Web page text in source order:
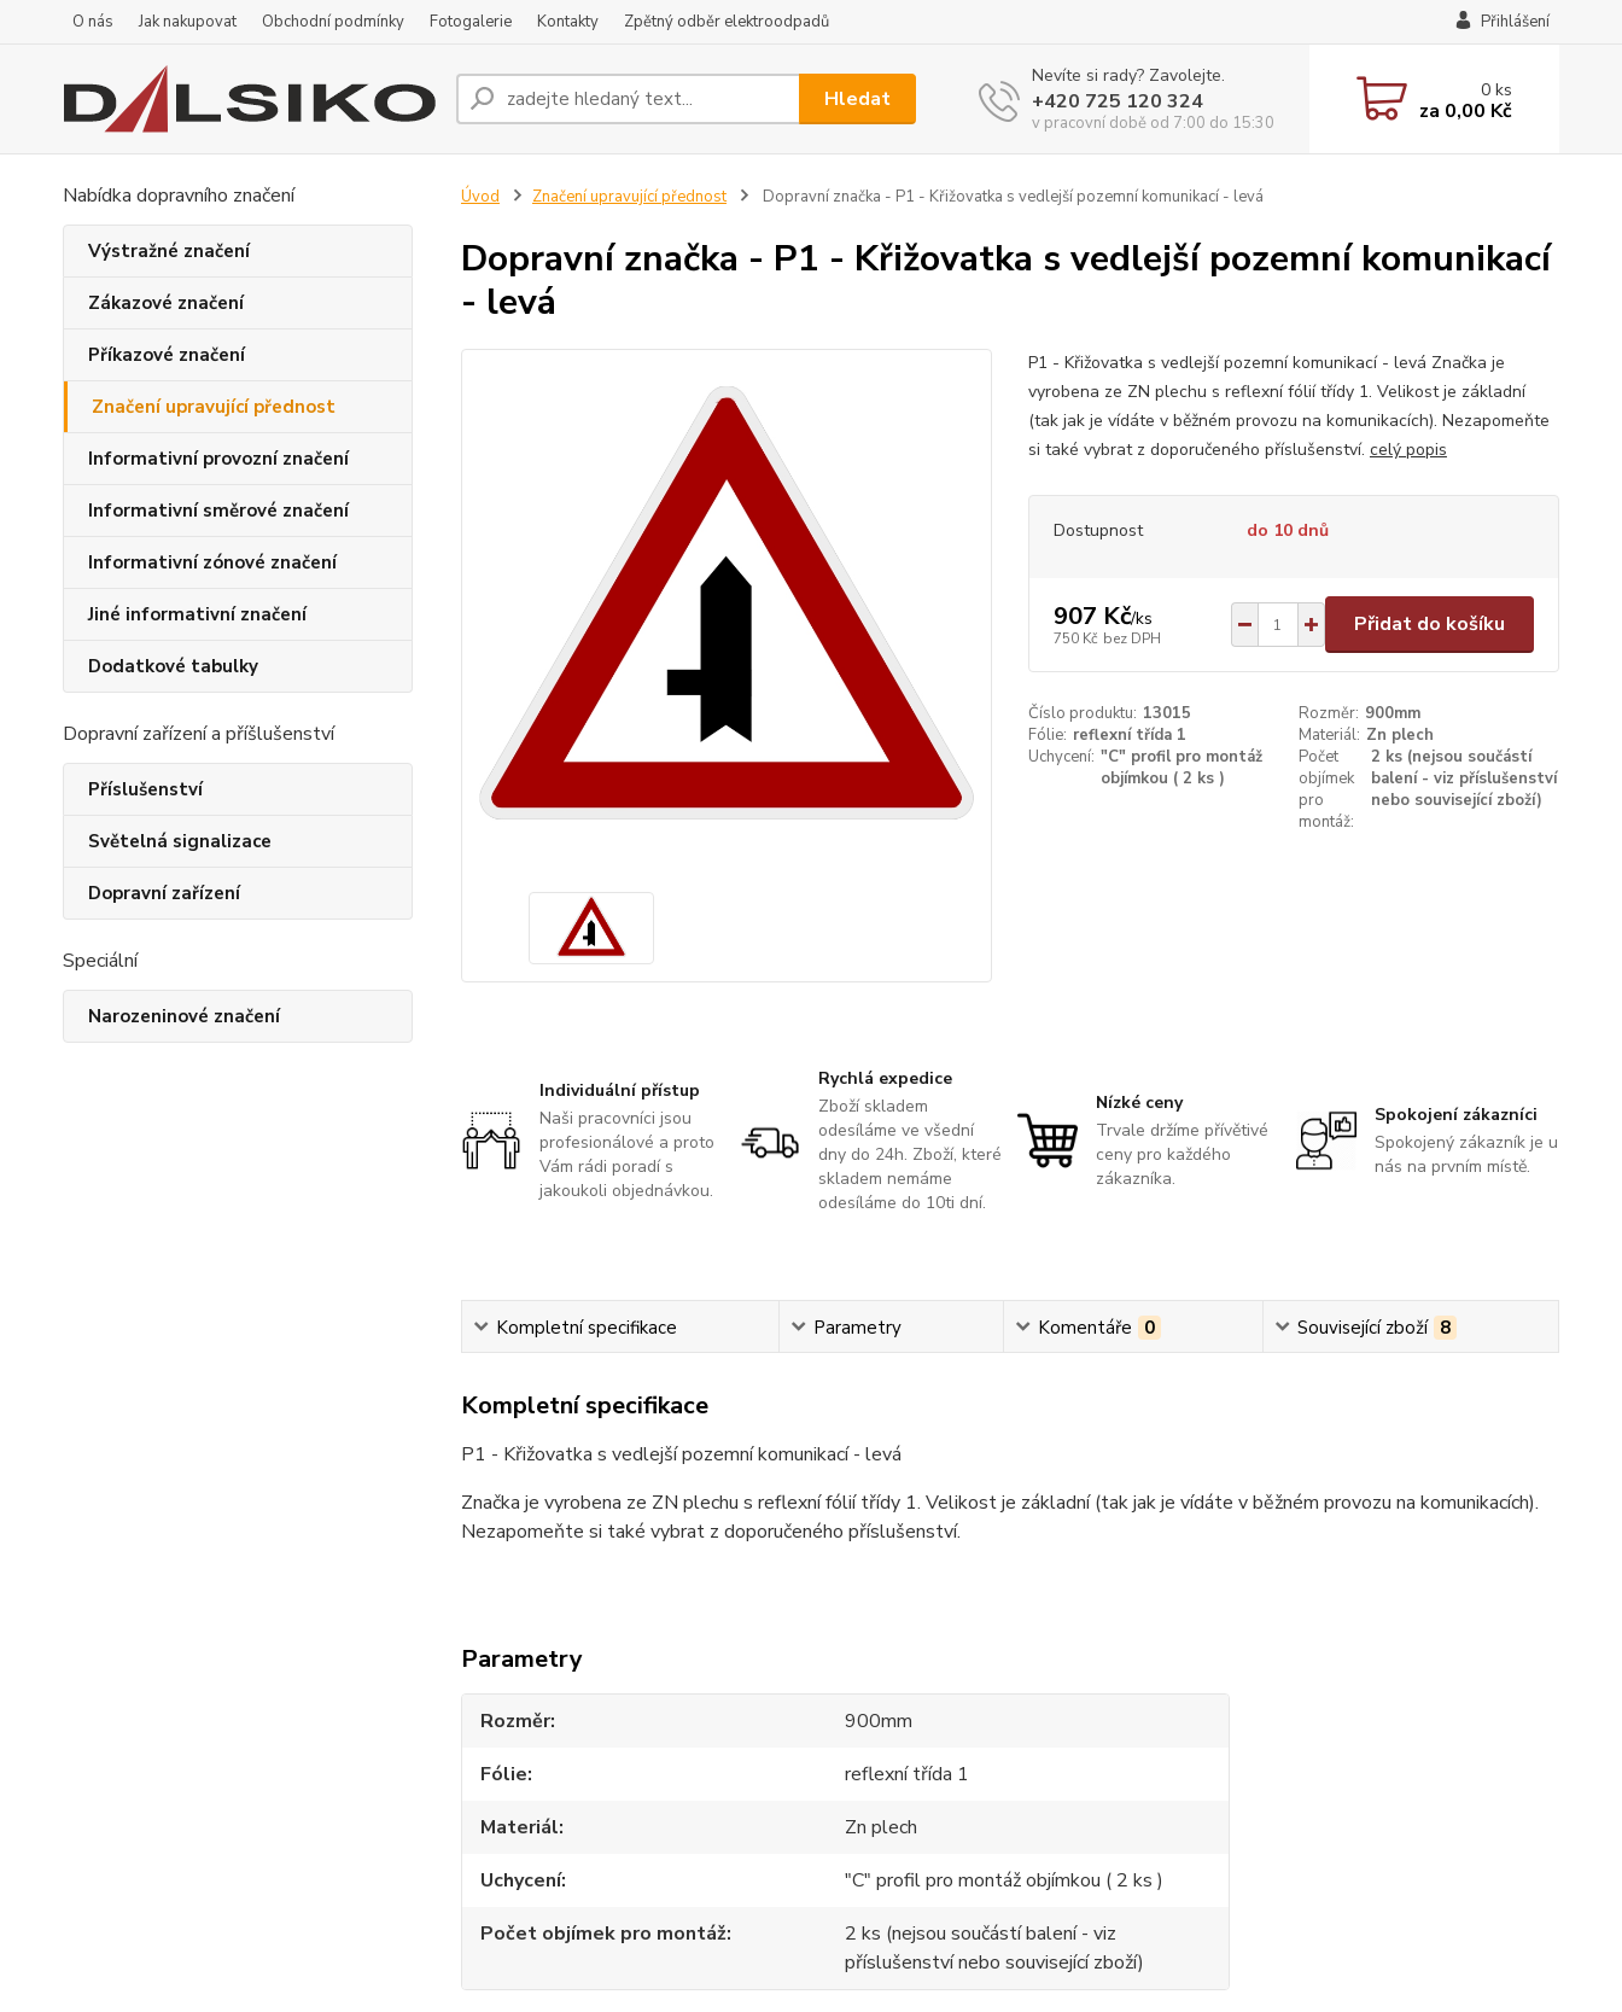
O nás Jak nakupovat Obchodní podmínky Fotogalerie Kontakty Zpětný odběr elektroodpadů Přihlášení
Hledat
Nevíte si rady? Zavolejte.
+420 725 120 324
v pracovní době od 7:00 do 15:30
0ks
za 0,00 Kč
Nabídka dopravního značení
Výstražné značení
Zákazové značení
Příkazové značení
Značení upravující přednost
Informativní provozní značení
Informativní směrové značení
Informativní zónové značení
Jiné informativní značení
Dodatkové tabulky
Dopravní zařízení a příšlušenství
Příslušenství
Světelná signalizace
Dopravní zařízení
Speciální
Narozeninové značení
Úvod Značení upravující přednost Dopravní značka - P1 - Křižovatka s vedlejší pozemní komunikací - levá
Dopravní značka - P1 - Křižovatka s vedlejší pozemní komunikací
- levá
P1 - Křižovatka s vedlejší pozemní komunikací - levá Značka je
vyrobena ze ZN plechu s reflexní fólií třídy 1. Velikost je základní
(tak jak je vídáte v běžném provozu na komunikacích). Nezapomeňte
si také vybrat z doporučeného příslušenství. celý popis
Dostupnost do 10 dnů
907 Kč/ks
750 Kč bez DPH
Přidat do košíku
Číslo produktu: 13015 Rozměr: 900mm
Fólie: reflexní třída 1 Materiál: Zn plech
Uchycení: "C" profil pro montáž
objímkou ( 2 ks )
Počet
objímek
pro
montáž:
2 ks (nejsou součástí
balení - viz příslušenství
nebo související zboží)
Individuální přístup
Naši pracovníci jsou
profesionálové a proto
Vám rádi poradí s
jakoukoli objednávkou.
Rychlá expedice
Zboží skladem
odesíláme ve všední
dny do 24h. Zboží, které
skladem nemáme
odesíláme do 10ti dní.
Nízké ceny
Trvale držíme přívětivé
ceny pro každého
zákazníka.
Spokojení zákazníci
Spokojený zákazník je u
nás na prvním místě.
Kompletní specifikace Parametry Komentáře 0 Související zboží 8
Kompletní specifikace
P1 - Křižovatka s vedlejší pozemní komunikací - levá
Značka je vyrobena ze ZN plechu s reflexní fólií třídy 1. Velikost je základní (tak jak je vídáte v běžném provozu na komunikacích).
Nezapomeňte si také vybrat z doporučeného příslušenství.
Parametry
Rozměr
900mm
Fólie
reflexní třída 1
Materiál
Zn plech
Uchycení
"C" profil pro montáž objímkou ( 2 ks )
Počet objímek pro montáž
2 ks (nejsou součástí balení - viz
příslušenství nebo související zboží)